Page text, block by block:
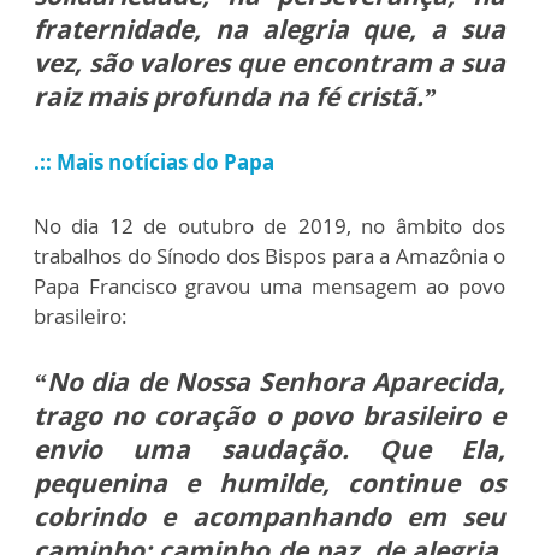
fraternidade, na alegria que, a sua
vez, são valores que encontram a sua
raiz mais profunda na fé cristã.”
.:: Mais notícias do Papa
No dia 12 de outubro de 2019, no âmbito dos
trabalhos do Sínodo dos Bispos para a Amazônia o
Papa Francisco gravou uma mensagem ao povo
brasileiro:
“No dia de Nossa Senhora Aparecida,
trago no coração o povo brasileiro e
envio uma saudação. Que Ela,
pequenina e humilde, continue os
cobrindo e acompanhando em seu